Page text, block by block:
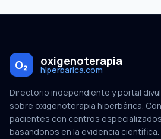
O₂ oxigenoterapia
hiperbarica.com
Directorio independiente y portal
sobre oxigenoterapia hiperbárica.
pacientes con centros especializados
basándonos en la evidencia científica.